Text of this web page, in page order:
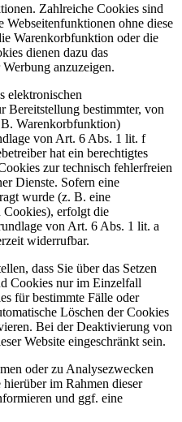
Zahlreiche Cookies sind
Webseitenfunktionen ohne diese
Warenkorbfunktion oder die
dienen dazu das
anzuzeigen.
elektronischen
Bereitstellung bestimmter, von
Warenkorbfunktion)
von Art. 6 Abs. 1 lit. f
hat ein berechtigtes
zur technisch fehlerfreien
Dienste. Sofern eine
wurde (z. B. eine
erfolgt die
von Art. 6 Abs. 1 lit. a
widerrufbar.
dass Sie über das Setzen
Cookies nur im Einzelfall
für bestimmte Fälle oder
Löschen der Cookies
Bei der Deaktivierung von
Website eingeschränkt sein.
oder zu Analysezwecken
im Rahmen dieser
und ggf. eine